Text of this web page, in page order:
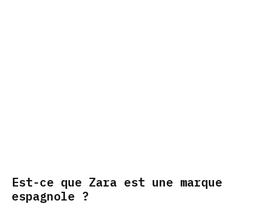
Est-ce que Zara est une marque
espagnole ?